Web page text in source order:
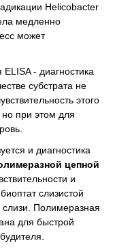
Helicobacter
медленно
может
- диагностика
субстрата не
этого
при этом для
и диагностика
цепной
и
слизистой
слизи. Полимеразная
для быстрой